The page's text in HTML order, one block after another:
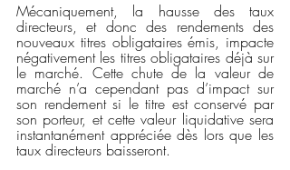
Mécaniquement, la hausse des taux
directeurs, et donc des rendements des
nouveaux titres obligataires émis, impacte
négativement les titres obligataires déjà sur
le marché. Cette chute de la valeur de
marché n’a cependant pas d’impact sur
son rendement si le titre est conservé par
son porteur, et cette valeur liquidative sera
instantanément appréciée dès lors que les
taux directeurs baisseront.